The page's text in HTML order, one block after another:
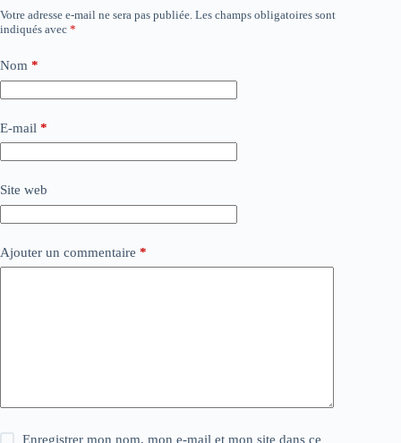
Votre adresse e-mail ne sera pas publiée. Les champs obligatoires sont
indiqués avec *
Nom *
E-mail *
Site web
Ajouter un commentaire *
Enregistrer mon nom, mon e-mail et mon site dans ce